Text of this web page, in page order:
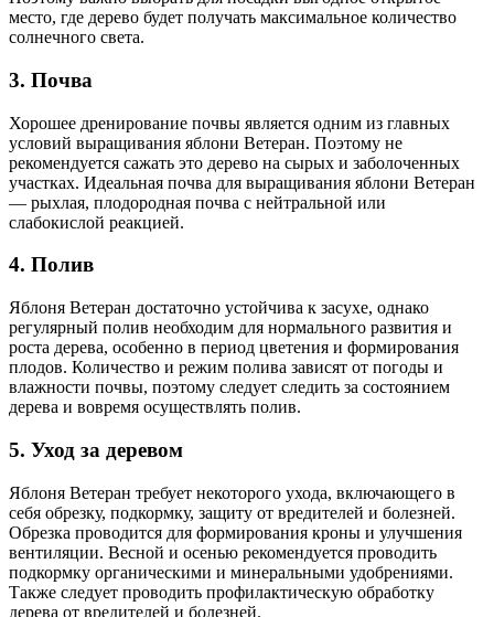
место, где дерево будет получать максимальное количество
солнечного света.
3. Почва
Хорошее дренирование почвы является одним из главных
условий выращивания яблони Ветеран. Поэтому не
рекомендуется сажать это дерево на сырых и заболоченных
участках. Идеальная почва для выращивания яблони Ветеран
— рыхлая, плодородная почва с нейтральной или
слабокислой реакцией.
4. Полив
Яблоня Ветеран достаточно устойчива к засухе, однако
регулярный полив необходим для нормального развития и
роста дерева, особенно в период цветения и формирования
плодов. Количество и режим полива зависят от погоды и
влажности почвы, поэтому следует следить за состоянием
дерева и вовремя осуществлять полив.
5. Уход за деревом
Яблоня Ветеран требует некоторого ухода, включающего в
себя обрезку, подкормку, защиту от вредителей и болезней.
Обрезка проводится для формирования кроны и улучшения
вентиляции. Весной и осенью рекомендуется проводить
подкормку органическими и минеральными удобрениями.
Также следует проводить профилактическую обработку
дерева от вредителей и болезней.